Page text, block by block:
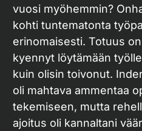
vuosi myöhemmin?
kohti tuntematonta
erinomaisesti. Totuus
kyennyt löytämään
kuin olisin toivonut.
oli mahtava ammentaa
tekemiseen, mutta
ajoitus oli kannaltani